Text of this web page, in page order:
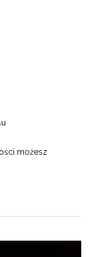
możesz